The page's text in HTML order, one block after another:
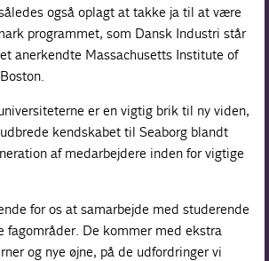
også oplagt at takke ja til at være
programmet, som Dansk Industri står
anerkendte Massachusetts Institute of
er en vigtig brik til ny viden,
kendskabet til Seaborg blandt
af medarbejdere inden for vigtige
for os at samarbejde med studerende
fagområder. De kommer med ekstra
og nye øjne, på de udfordringer vi